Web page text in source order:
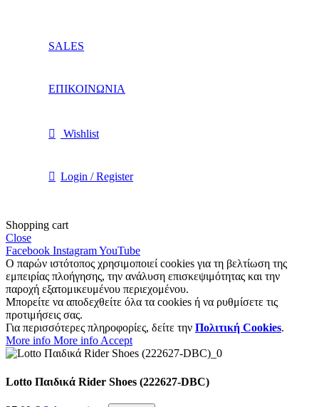
SALES
ΕΠΙΚΟΙΝΩΝΙΑ
Wishlist
Login / Register
Shopping cart
Close
Facebook InstagramYouTube
Ο παρών ιστότοπος χρησιμοποιεί cookies για τη βελτίωση της
εμπειρίας πλοήγησης, την ανάλυση επισκεψιμότητας και την
παροχή εξατομικευμένου περιεχομένου.
Μπορείτε να αποδεχθείτε όλα τα cookies ή να ρυθμίσετε τις
προτιμήσεις σας.
Για περισσότερες πληροφορίες, δείτε την Πολιτική Cookies.
More info More infoAccept
Lotto Παιδικά Rider Shoes (222627-DBC)